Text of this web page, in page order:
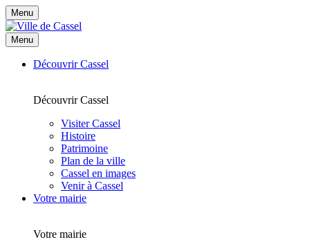
Menu
Menu
Découvrir Cassel
Découvrir Cassel
Visiter Cassel
Histoire
Patrimoine
Plan de la ville
Cassel en images
Venir à Cassel
Votre mairie
Votre mairie